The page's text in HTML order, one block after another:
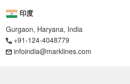
印度
Gurgaon, Haryana, India
+91-124-4048779
infoindia@marklines.com